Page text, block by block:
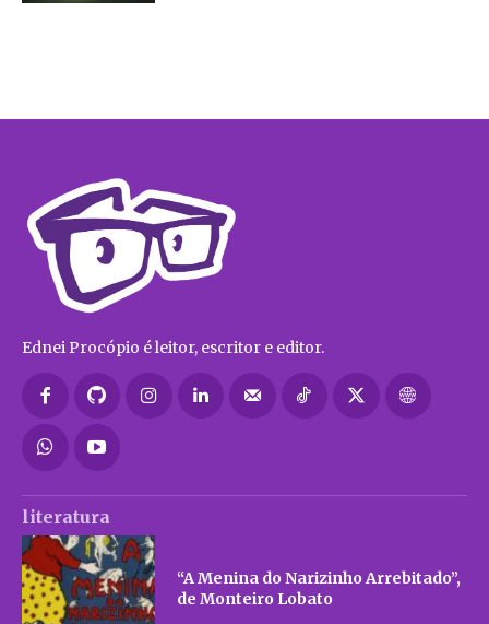
Ednei Procópio é leitor, escritor e editor.
literatura
“A Menina do Narizinho Arrebitado”,
de Monteiro Lobato